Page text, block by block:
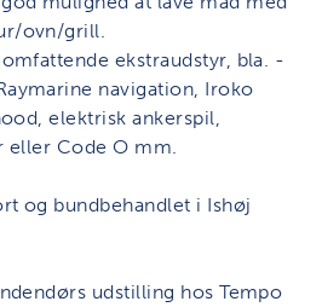
ovn/grill.
ekstraudstyr, bla. -
navigation, Iroko
elektrisk ankerspil,
eller Code O mm.
og bundbehandlet i Ishøj
udstilling hos Tempo